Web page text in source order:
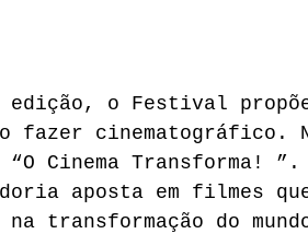
edição, o Festival
fazer
Cinema Transforma! ”.
aposta em filmes
na transformação do